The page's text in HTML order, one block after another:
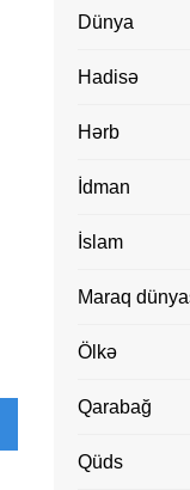
Dünya
Hadisə
Hərb
İdman
İslam
Maraq
Ölkə
Qarabağ
Qüds